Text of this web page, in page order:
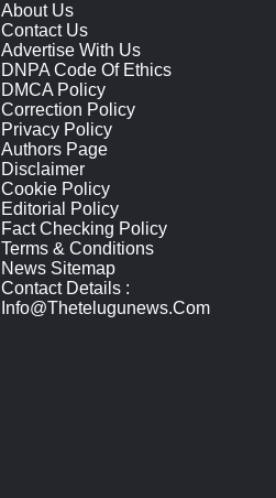
About Us
Contact Us
Advertise With Us
DNPA Code Of Ethics
DMCA Policy
Correction Policy
Privacy Policy
Authors Page
Disclaimer
Cookie Policy
Editorial Policy
Fact Checking Policy
Terms & Conditions
News Sitemap
Contact Details :
Info@thetelugunews.com